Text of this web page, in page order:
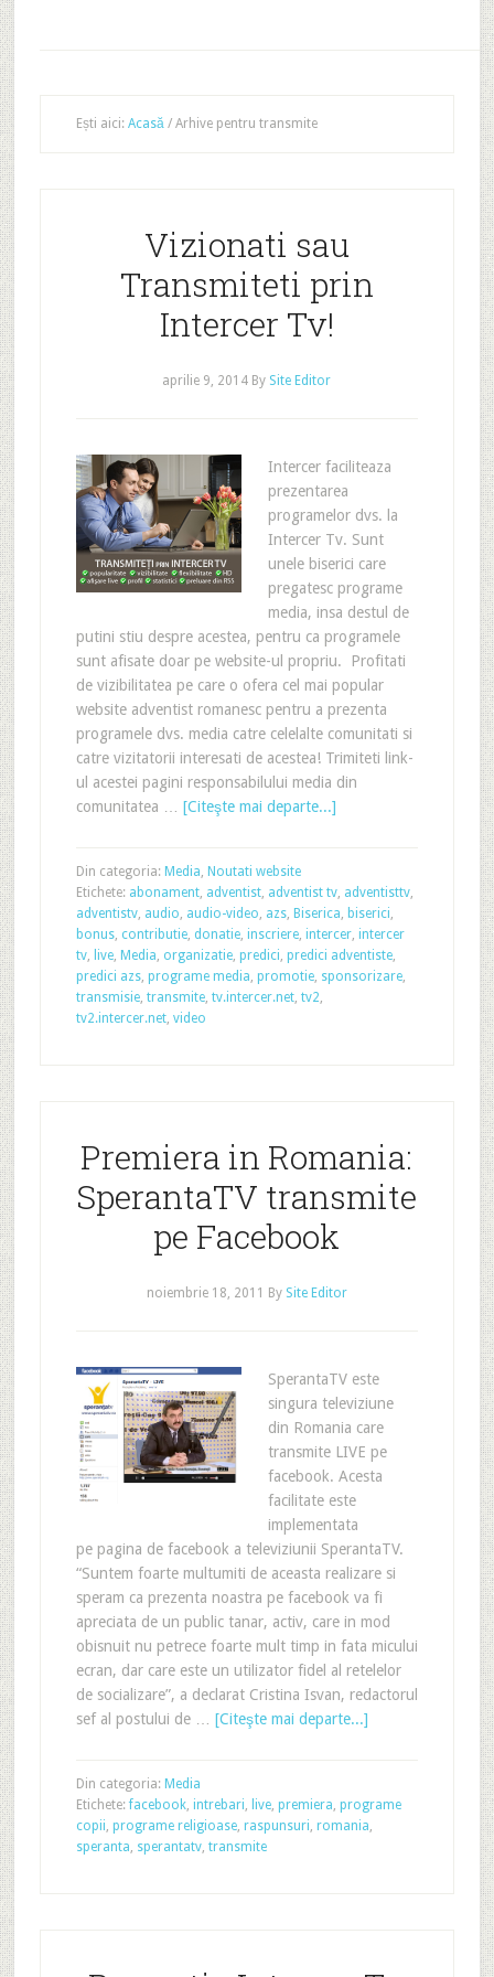
Ești aici: Acasă /Arhive pentru transmite
Vizionati sau
Transmiteti prin
Intercer Tv!
aprilie 9, 2014 By Site Editor
Intercer faciliteaza
prezentarea
programelor dvs. la
Intercer Tv. Sunt
unele biserici care
pregatesc programe
media, insa destul de
putini stiu despre acestea, pentru ca programele
sunt afisate doar pe website-ul propriu. Profitati
de vizibilitatea pe care o ofera cel mai popular
website adventist romanesc pentru a prezenta
programele dvs. media catre celelalte comunitati si
catre vizitatorii interesati de acestea! Trimiteti link-
ul acestei pagini responsabilului media din
comunitatea … [Citeşte mai departe...]
Din categoria: Media, Noutati website
Etichete: abonament, adventist, adventist tv, adventisttv,
adventistv, audio, audio-video, azs, Biserica, biserici,
bonus, contributie, donatie, inscriere, intercer, intercer
tv, live, Media, organizatie, predici, predici adventiste,
predici azs, programe media, promotie, sponsorizare,
transmisie, transmite, tv.intercer.net, tv2,
tv2.intercer.net, video
Premiera in Romania:
SperantaTV transmite
pe Facebook
noiembrie 18, 2011 By Site Editor
SperantaTV este
singura televiziune
din Romania care
transmite LIVE pe
facebook. Acesta
facilitate este
implementata
pe pagina de facebook a televiziunii SperantaTV.
“Suntem foarte multumiti de aceasta realizare si
speram ca prezenta noastra pe facebook va fi
apreciata de un public tanar, activ, care in mod
obisnuit nu petrece foarte mult timp in fata micului
ecran, dar care este un utilizator fidel al retelelor
de socializare”, a declarat Cristina Isvan, redactorul
sef al postului de … [Citeşte mai departe...]
Din categoria: Media
Etichete:facebook, intrebari, live, premiera, programe
copii, programe religioase, raspunsuri, romania,
speranta, sperantatv, transmite